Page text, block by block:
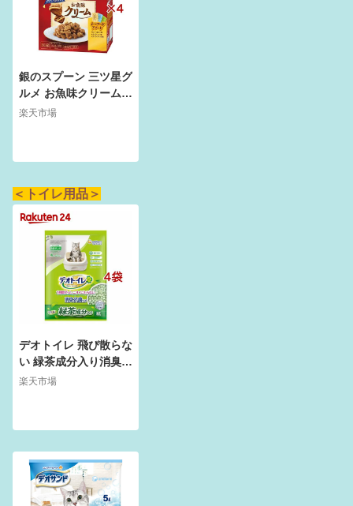
銀のスプーン 三ツ星グ
ルメ お魚味クリーム
シーフードレシピ 3種
c_ginnospoon】【銀
メ】
楽天市場
＜トイレ用品＞
デオトイレ 飛び散らな
い 緑茶成分入り消臭サ
ンド 猫砂(4L*4袋セッ
楽天市場